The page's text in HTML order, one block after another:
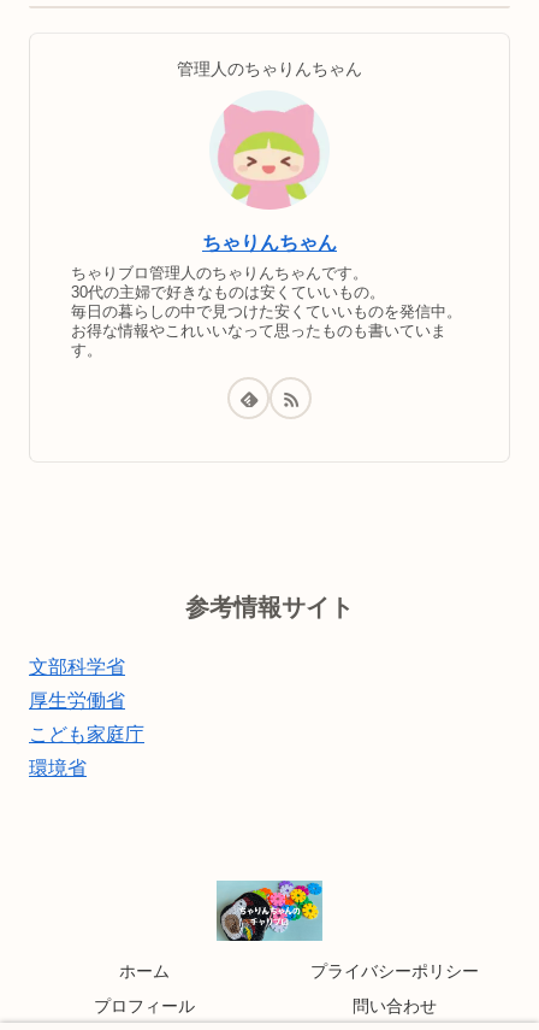
管理人のちゃりんちゃん
ちゃりんちゃん
ちゃりブロ管理人のちゃりんちゃんです。
30代の主婦で好きなものは安くていいもの。
毎日の暮らしの中で見つけた安くていいものを発信中。
お得な情報やこれいいなって思ったものも書いていま
す。
参考情報サイト
文部科学省
厚生労働省
こども家庭庁
環境省
ホーム
プライバシーポリシー
プロフィール
問い合わせ